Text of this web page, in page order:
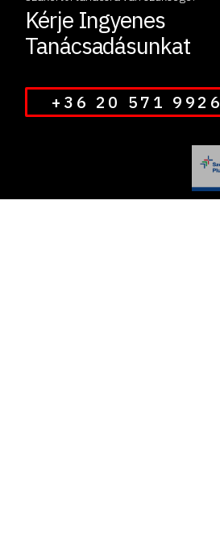
Kérje Ingyenes
Tanácsadásunkat
+36 20 571 9926